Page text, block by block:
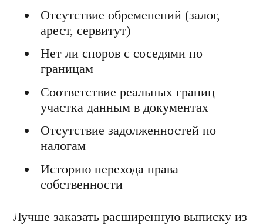
Отсутствие обременений (залог,
арест, сервитут)
Нет ли споров с соседями по
границам
Соответствие реальных границ
участка данным в документах
Отсутствие задолженностей по
налогам
Историю перехода права
собственности
Лучше заказать расширенную выписку из